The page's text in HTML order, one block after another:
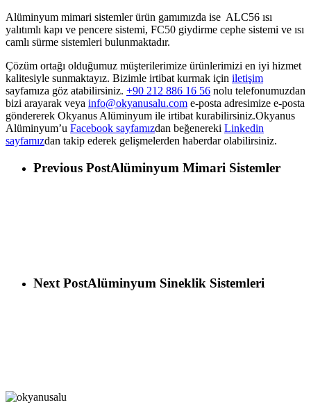
Alüminyum mimari sistemler ürün gamımızda ise ALC56 ısı
yalıtımlı kapı ve pencere sistemi, FC50 giydirme cephe sistemi ve ısı
camlı sürme sistemleri bulunmaktadır.
Çözüm ortağı olduğumuz müşterilerimize ürünlerimizi en iyi hizmet
kalitesiyle sunmaktayız. Bizimle irtibat kurmak için iletişim
sayfamıza göz atabilirsiniz. +90 212 886 16 56 nolu telefonumuzdan
bizi arayarak veya info@okyanusalu.com e-posta adresimize e-posta
göndererek Okyanus Alüminyum ile irtibat kurabilirsiniz.Okyanus
Alüminyum’u Facebook sayfamızdan beğenereki Linkedin
sayfamızdan takip ederek gelişmelerden haberdar olabilirsiniz.
Previous PostAlüminyum Mimari Sistemler
Next PostAlüminyum Sineklik Sistemleri